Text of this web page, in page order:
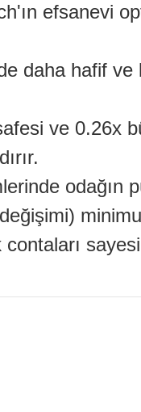
efsanevi
daha hafif ve
ve 0.26x
odağın
contaları